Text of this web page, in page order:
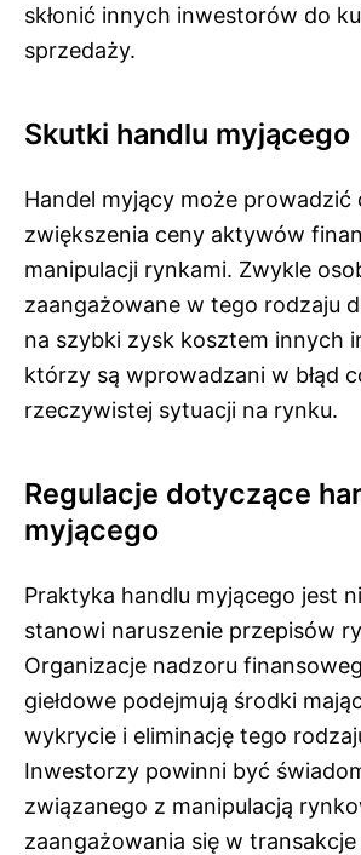
skłonić innych inwestorów do
sprzedaży.
Skutki handlu myjącego
Handel myjący może prowadzić
zwiększenia ceny aktywów
manipulacji rynkami. Zwykle
zaangażowane w tego rodzaju
na szybki zysk kosztem innych
którzy są wprowadzani w błąd
rzeczywistej sytuacji na rynku.
Regulacje dotyczące
myjącego
Praktyka handlu myjącego jest
stanowi naruszenie przepisów
Organizacje nadzoru
giełdowe podejmują środki
wykrycie i eliminację tego
Inwestorzy powinni być
związanego z manipulacją
zaangażowania się w